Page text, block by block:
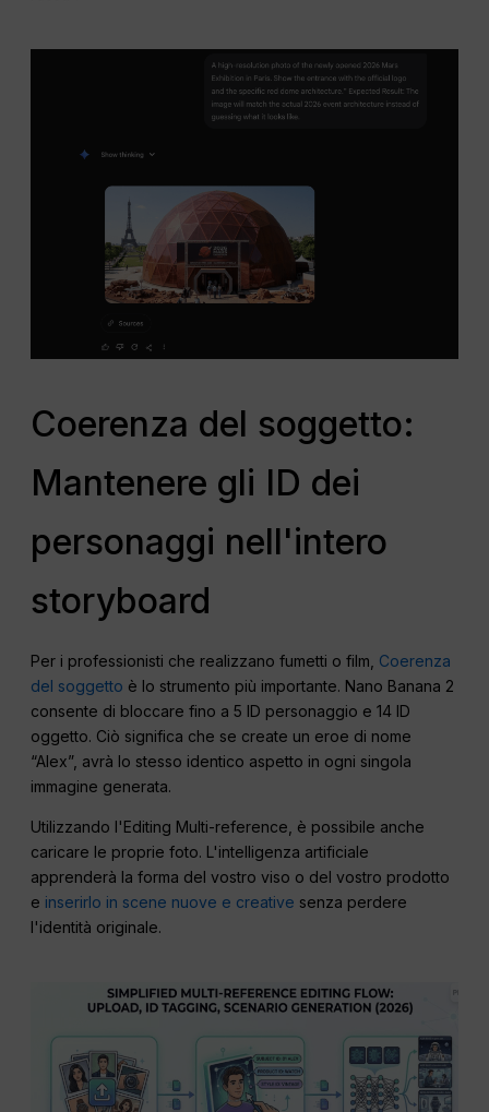
Coerenza del soggetto:
Mantenere gli ID dei
personaggi nell'intero
storyboard
Per i professionisti che realizzano fumetti o film, Coerenza
del soggetto è lo strumento più importante. Nano Banana 2
consente di bloccare fino a 5 ID personaggio e 14 ID
oggetto. Ciò significa che se create un eroe di nome
“Alex”, avrà lo stesso identico aspetto in ogni singola
immagine generata.
Utilizzando l'Editing Multi-reference, è possibile anche
caricare le proprie foto. L'intelligenza artificiale
apprenderà la forma del vostro viso o del vostro prodotto
e inserirlo in scene nuove e creative senza perdere
l'identità originale.